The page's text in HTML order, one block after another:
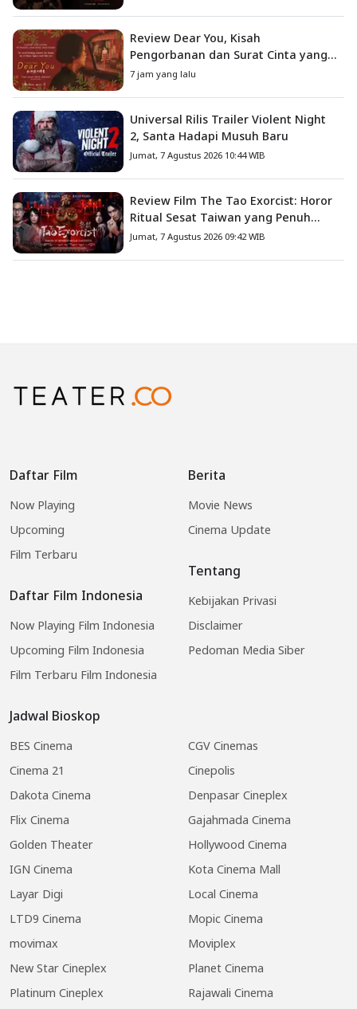
Review Dear You, Kisah
Pengorbanan dan Surat Cinta yang
Menyentuh Hati
7 jam yang lalu
Universal Rilis Trailer Violent Night
2, Santa Hadapi Musuh Baru
Jumat, 7 Agustus 2026 10:44 WIB
Review Film The Tao Exorcist: Horor
Ritual Sesat Taiwan yang Penuh
Misteri dan Teror Psikologis
Jumat, 7 Agustus 2026 09:42 WIB
Daftar Film
Now Playing
Upcoming
Film Terbaru
Daftar Film Indonesia
Now Playing Film Indonesia
Upcoming Film Indonesia
Film Terbaru Film Indonesia
Jadwal Bioskop
BES Cinema
CGV Cinemas
Cinema 21
Cinepolis
Dakota Cinema
Denpasar Cineplex
Flix Cinema
Gajahmada Cinema
Golden Theater
Hollywood Cinema
IGN Cinema
Kota Cinema Mall
Layar Digi
Local Cinema
LTD9 Cinema
Mopic Cinema
movimax
Moviplex
New Star Cineplex
Planet Cinema
Platinum Cineplex
Rajawali Cinema
Berita
Movie News
Cinema Update
Tentang
Kebijakan Privasi
Disclaimer
Pedoman Media Siber